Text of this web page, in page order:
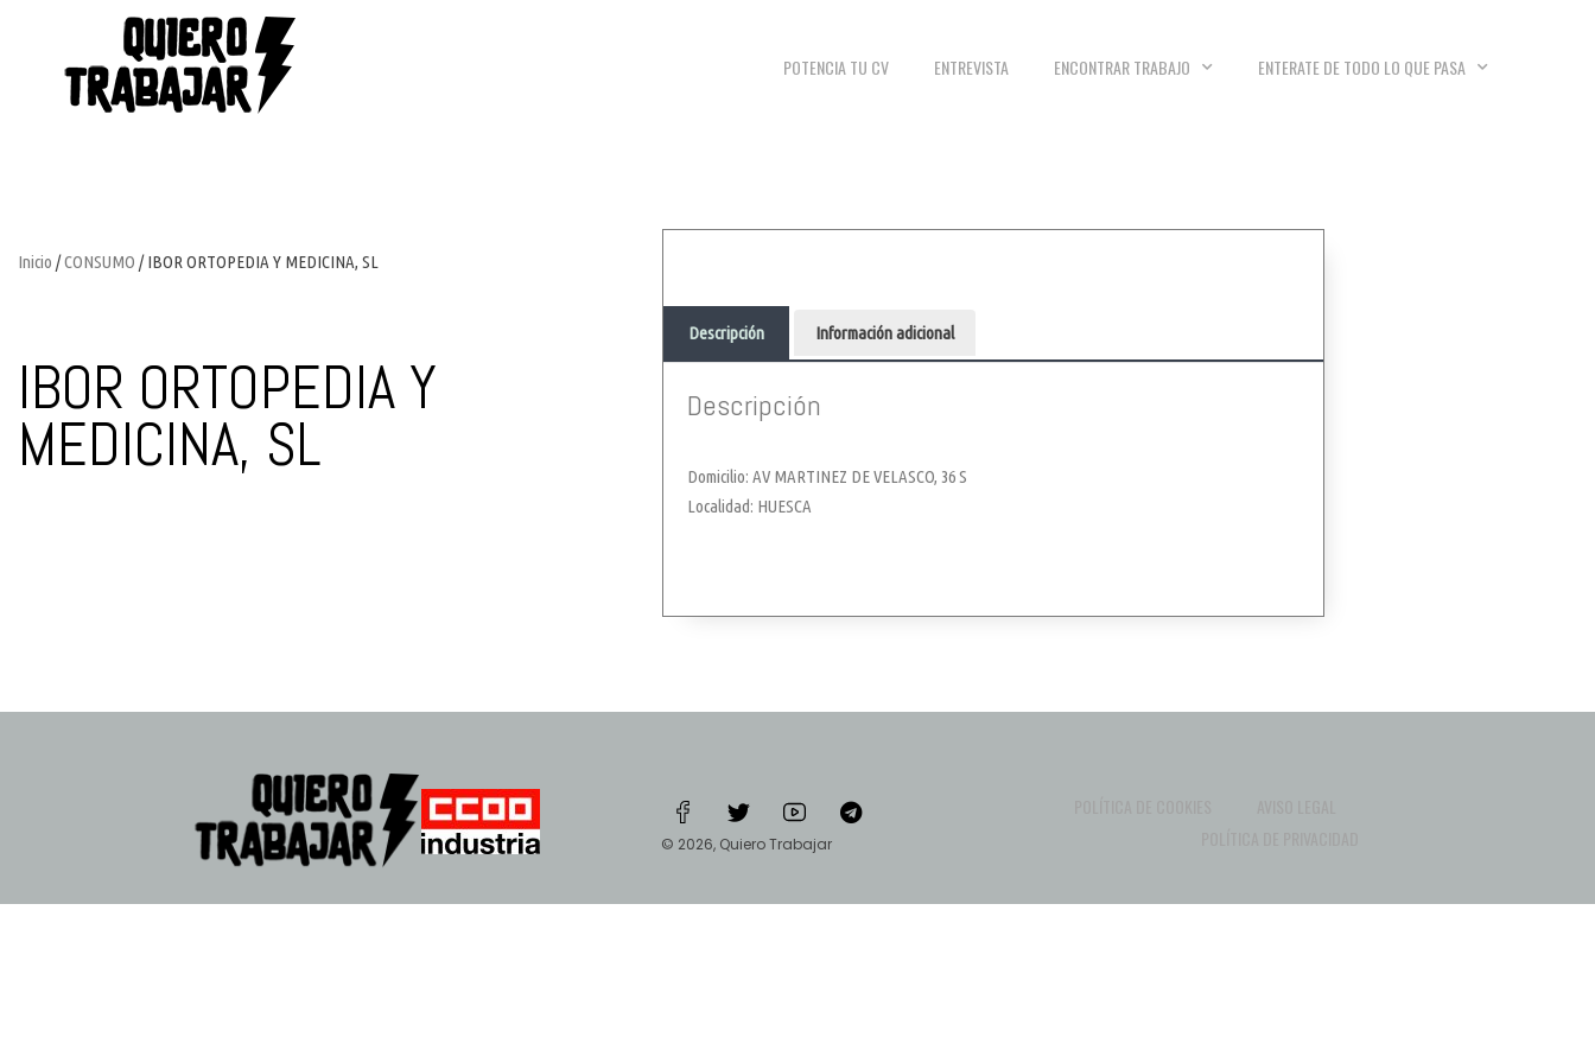
POTENCIA TU CV ENTREVISTA ENCONTRAR TRABAJO ENTERATE DE TODO LO QUE PASA
Inicio /CONSUMO / IBOR ORTOPEDIA Y MEDICINA, SL
IBOR ORTOPEDIA Y
MEDICINA, SL
Descripción Información adicional
Descripción
Domicilio: AV MARTINEZ DE VELASCO, 36 S
Localidad: HUESCA
© 2026, Quiero Trabajar